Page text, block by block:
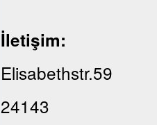
İletişim:
Elisabethstr.59
24143